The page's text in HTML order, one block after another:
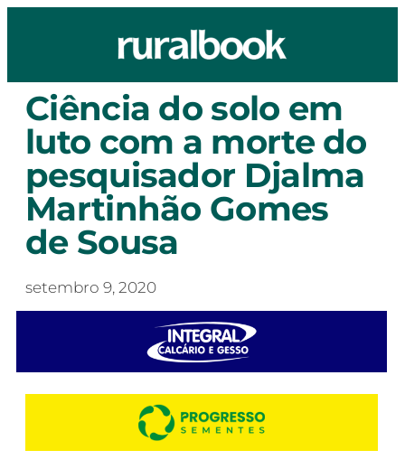
Ciência do solo em
luto com a morte do
pesquisador Djalma
Martinhão Gomes
de Sousa
setembro 9, 2020